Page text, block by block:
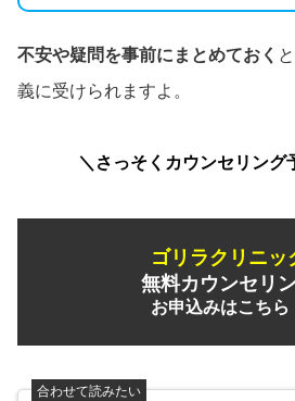
不安や疑問を事前にまとめておく
義に受けられますよ。
＼さっそくカウンセリング
ゴリラクリニッ
無料カウンセリ
お申込みはこちら
合わせて読みたい